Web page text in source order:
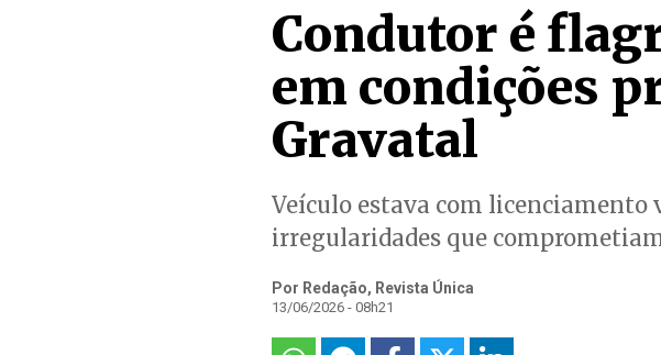
Condutor é
em condições
Gravatal
Veículo estava com licenciamento
irregularidades que
Por Redação, Revista Única
13/06/2026 - 08h21